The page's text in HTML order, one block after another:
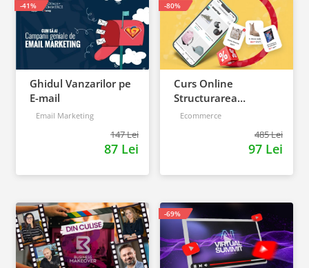
Ghidul Vanzarilor pe
E-mail
Email Marketing
147 Lei
87 Lei
-41%
Curs Online
Structurarea
preturilor pentru a
Ecommerce
485 Lei
97 Lei
-80%
-69%